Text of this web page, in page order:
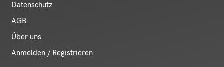
Datenschutz
AGB
Über uns
Anmelden / Registrieren